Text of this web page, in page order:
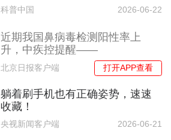
科普中国 2026-06-22
近期我国鼻病毒检测阳性率上
升，中疾控提醒——
北京日报客户端 打开APP查看
躺着刷手机也有正确姿势，速速
收藏！
央视新闻客户端 2026-06-21